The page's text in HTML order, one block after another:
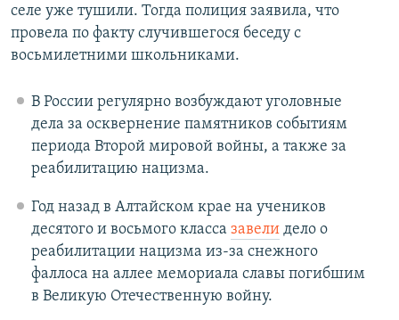
селе уже тушили. Тогда полиция заявила, что
провела по факту случившегося беседу с
восьмилетними школьниками.
В России регулярно возбуждают уголовные
дела за осквернение памятников событиям
периода Второй мировой войны, а также за
реабилитацию нацизма.
Год назад в Алтайском крае на учеников
десятого и восьмого класса завелидело о
реабилитации нацизма из-за снежного
фаллоса на аллее мемориала славы погибшим
в Великую Отечественную войну.